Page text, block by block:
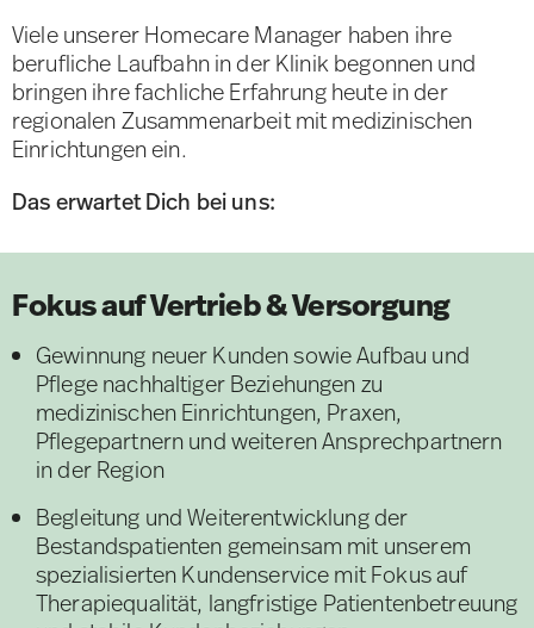
Viele unserer Homecare Manager haben ihre
berufliche Laufbahn in der Klinik begonnen und
bringen ihre fachliche Erfahrung heute in der
regionalen Zusammenarbeit mit medizinischen
Einrichtungen ein.
Das erwartet Dich bei uns:
Fokus auf Vertrieb & Versorgung
Gewinnung neuer Kunden sowie Aufbau und
Pflege nachhaltiger Beziehungen zu
medizinischen Einrichtungen, Praxen,
Pflegepartnern und weiteren Ansprechpartnern
in der Region
Begleitung und Weiterentwicklung der
Bestandspatienten gemeinsam mit unserem
spezialisierten Kundenservice mit Fokus auf
Therapiequalität, langfristige Patientenbetreuung